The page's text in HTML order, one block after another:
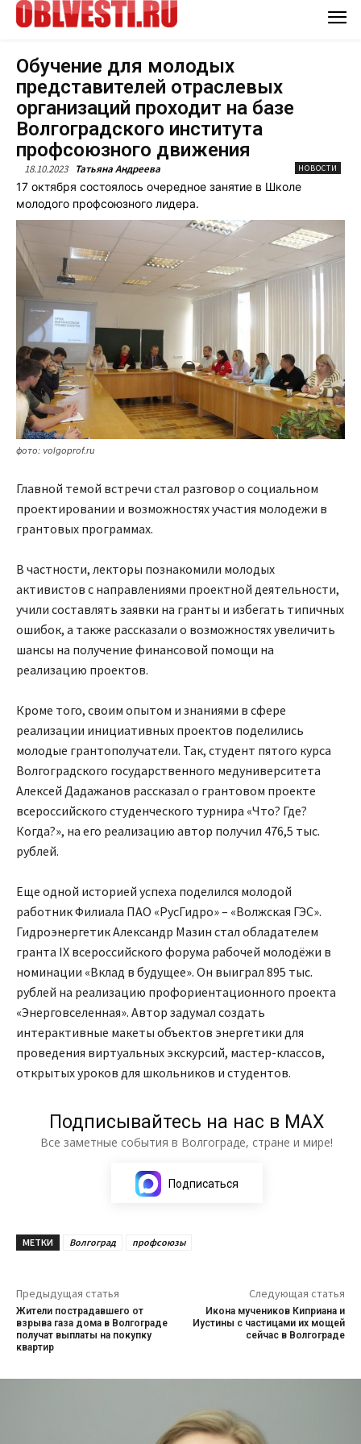
Обучение для молодых
представителей отраслевых
организаций проходит на базе
Волгоградского института
профсоюзного движения
18.10.2023 Татьяна Андреева НОВОСТИ
17 октября состоялось очередное занятие в Школе
молодого профсоюзного лидера.
фото: volgoprof.ru
Главной темой встречи стал разговор о социальном
проектировании и возможностях участия молодежи в
грантовых программах.
В частности, лекторы познакомили молодых
активистов с направлениями проектной деятельности,
учили составлять заявки на гранты и избегать типичных
ошибок, а также рассказали о возможностях увеличить
шансы на получение финансовой помощи на
реализацию проектов.
Кроме того, своим опытом и знаниями в сфере
реализации инициативных проектов поделились
молодые грантополучатели. Так, студент пятого курса
Волгоградского государственного медуниверситета
Алексей Дадажанов рассказал о грантовом проекте
всероссийского студенческого турнира «Что? Где?
Когда?», на его реализацию автор получил 476,5 тыс.
рублей.
Еще одной историей успеха поделился молодой
работник Филиала ПАО «РусГидро» – «Волжская ГЭС».
Гидроэнергетик Александр Мазин стал обладателем
гранта IX всероссийского форума рабочей молодёжи в
номинации «Вклад в будущее». Он выиграл 895 тыс.
рублей на реализацию профориентационного проекта
«Энерговселенная». Автор задумал создать
интерактивные макеты объектов энергетики для
проведения виртуальных экскурсий, мастер-классов,
открытых уроков для школьников и студентов.
Подписывайтесь на нас в МАХ
Все заметные события в Волгограде, стране и мире!
Подписаться
МЕТКИ Волгоград профсоюзы
Предыдущая статья
Жители пострадавшего от
взрыва газа дома в Волгограде
получат выплаты на покупку
квартир
Следующая статья
Икона мучеников Киприана и
Иустины с частицами их мощей
сейчас в Волгограде